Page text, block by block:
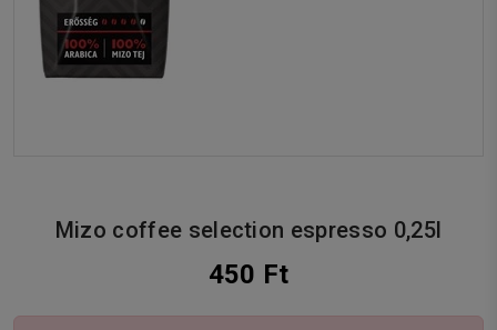
Mizo coffee selection espresso 0,25l
450 Ft